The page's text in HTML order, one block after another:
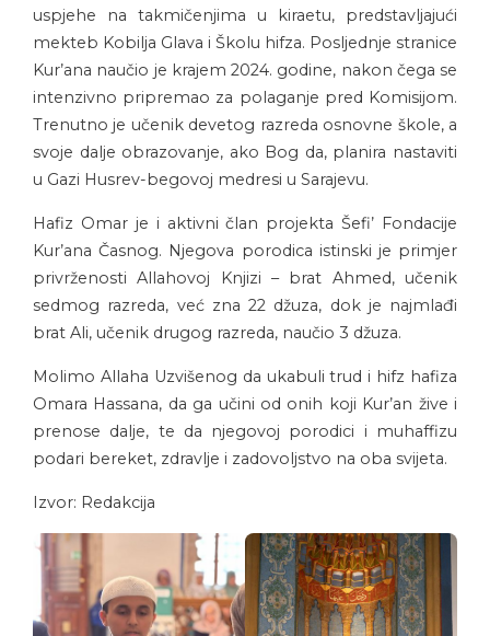
uspjehe na takmičenjima u kiraetu, predstavljajući
mekteb Kobilja Glava i Školu hifza. Posljednje stranice
Kur’ana naučio je krajem 2024. godine, nakon čega se
intenzivno pripremao za polaganje pred Komisijom.
Trenutno je učenik devetog razreda osnovne škole, a
svoje dalje obrazovanje, ako Bog da, planira nastaviti
u Gazi Husrev-begovoj medresi u Sarajevu.
Hafiz Omar je i aktivni član projekta Šefi’ Fondacije
Kur’ana Časnog. Njegova porodica istinski je primjer
privrženosti Allahovoj Knjizi – brat Ahmed, učenik
sedmog razreda, već zna 22 džuza, dok je najmlađi
brat Ali, učenik drugog razreda, naučio 3 džuza.
Molimo Allaha Uzvišenog da ukabuli trud i hifz hafiza
Omara Hassana, da ga učini od onih koji Kur’an žive i
prenose dalje, te da njegovoj porodici i muhaffizu
podari bereket, zdravlje i zadovoljstvo na oba svijeta.
Izvor: Redakcija